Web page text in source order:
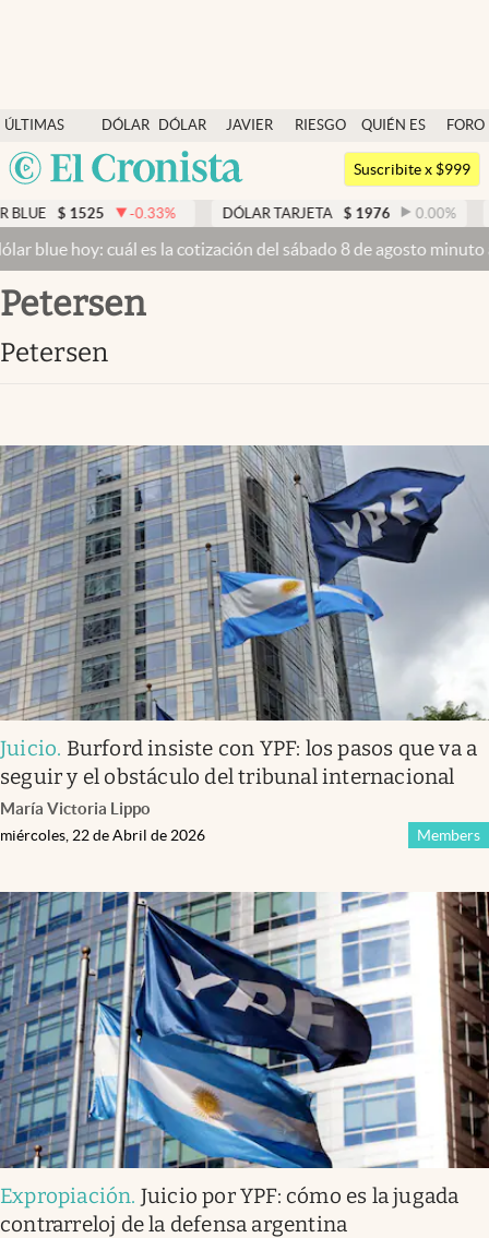
ÚLTIMAS
NOTICIAS
DÓLAR
DÓLAR
BLUE
JAVIER
RIESGO
QUIÉN ES
QUIÉN
FORO
Argentina
México
Dólar
Members
Economía y Política
Finanzas y Mercados
Mercados Online
Apertura
Infotechnology
Clase
Clima
Mundial 2026
Eventos Corporativos
El Cronista Studio
Mediakit
abre en nueva pestaña
Argentina
Suscribite x $999
1525 -0.33% DÓLAR TARJETA $ 1976 0.00% DÓLAR
cuál es la cotización del sábado 8 de agosto minuto a
Petersen
Petersen
Juicio. Burford insiste con YPF: los pasos que va a
seguir y el obstáculo del tribunal internacional
María Victoria Lippo
Members
miércoles, 22 de Abril de 2026
Expropiación. Juicio por YPF: cómo es la jugada
contrarreloj de la defensa argentina